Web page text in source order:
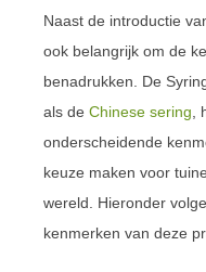
Naast de introductie
ook belangrijk om de
benadrukken. De
als de Chinese sering
onderscheidende
keuze maken voor
wereld. Hieronder
kenmerken van deze